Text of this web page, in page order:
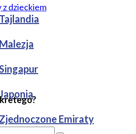
Tajlandia
Malezja
Japonia
Zjednoczone Emiraty
z dzieckiem